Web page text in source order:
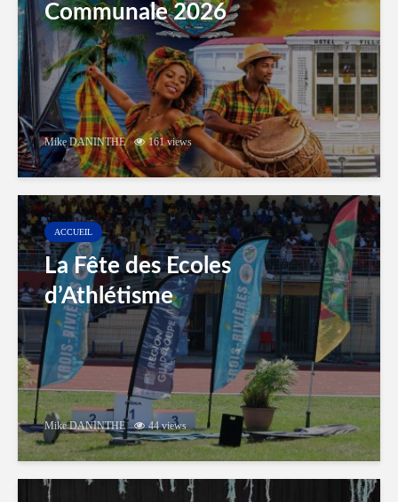
Communale 2026
Mike DANINTHE 161 views
ACCUEIL
La Fête des Ecoles
d’Athlétisme
Mike DANINTHE 44 views